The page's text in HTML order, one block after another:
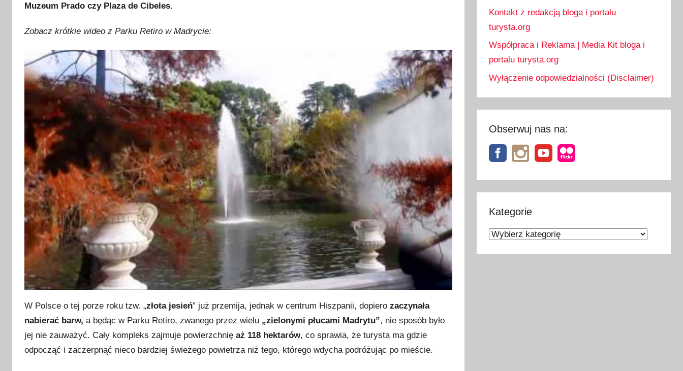
i
o
n
o
3
g
u
d
n
i
a
2
6
Muzeum Prado czy Plaza de Cibeles.
Zobacz krótkie wideo z Parku Retiro w Madrycie:
W Polsce o tej porze roku tzw. „złota jesień” już przemija, jednak w centrum Hiszpanii, dopiero zaczynała
nabierać barw, a będąc w Parku Retiro, zwanego przez wielu „zielonymi płucami Madrytu”, nie sposób było
jej nie zauważyć. Cały kompleks zajmuje powierzchnię aż 118 hektarów, co sprawia, że turysta ma gdzie
odpocząć i zaczerpnąć nieco bardziej świeżego powietrza niż tego, którego wdycha podróżując po mieście.
Kontakt z redakcją bloga i portalu
turysta.org
Współpraca i Reklama | Media Kit bloga i
portalu turysta.org
Wyłączenie odpowiedzialności (Disclaimer)
Obserwuj nas na:
Kategorie
Kategorie